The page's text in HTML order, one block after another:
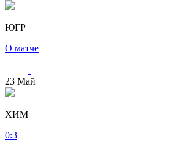
ЮГР
О матче
23 Май
ХИМ
0:3